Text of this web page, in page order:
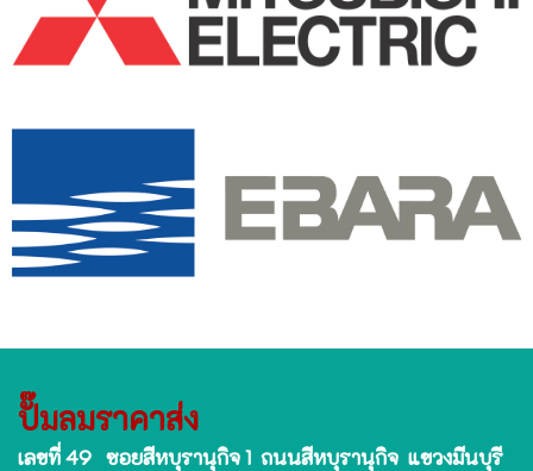
ปั๊มลมราคาส่ง
เลขที่ 49 ซอยสีหบุรานุกิจ 1 ถนนสีหบุรานุกิจ แขวงมีนบุรี